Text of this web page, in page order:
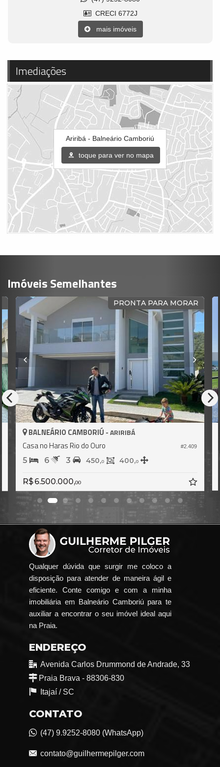
CRECI 6772J
mais imóveis
Imediações
Ariribá - Balneário Camboriú
toque para ver no mapa
Imóveis Semelhantes
PRONTA PARA MORAR
#2.409
BALNEÁRIO CAMBORIÚ -ARIRIBÁ
Casa no Haras Rio do Ouro
5 6 3 450,0 400,0
R$ 6.500.000,00
Qualquer dúvida que surgir me coloco a
disposição para atender de maneira ágil e
eficiente. Conte comigo e com a minha
imobiliária em Balneário Camboriú para te
auxiliar a encontrar o seu imóvel ideal aqui
na Praia.
ENDEREÇO
Avenida Carlos Drummond de Andrade, 33
Praia Brava - 88306-830
Itajaí / SC
CONTATO
(47) 9.9252-8080 (WhatsApp)
contato@guilhermepilger.com